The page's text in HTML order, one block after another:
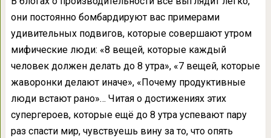
они постоянно бомбардируют вас примерами
удивительных подвигов, которые совершают утром
мифические люди: «8 вещей, которые каждый
человек должен делать до 8 утра», «7 вещей, которые
жаворонки делают иначе», «Почему продуктивные
люди встают рано»… Читая о достижениях этих
супергероев, которые ещё до 8 утра успевают пару
раз спасти мир, чувствуешь вину за то, что опять